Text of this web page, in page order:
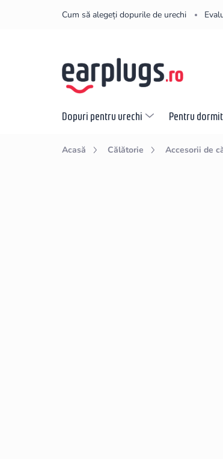
Cum să alegeți dopurile de urechi
Dopuri pentru urechi Pentru dormit
Acasă Călătorie Accesorii de